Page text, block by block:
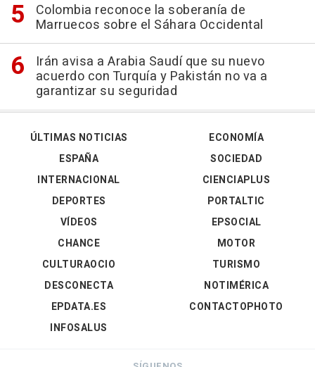
Colombia reconoce la soberanía de
Marruecos sobre el Sáhara Occidental
Irán avisa a Arabia Saudí que su nuevo
acuerdo con Turquía y Pakistán no va a
garantizar su seguridad
ÚLTIMAS NOTICIAS
ESPAÑA
INTERNACIONAL
DEPORTES
VÍDEOS
ECONOMÍA
SOCIEDAD
CIENCIAPLUS
PORTALTIC
EPSOCIAL
CHANCE
CULTURAOCIO
DESCONECTA
EPDATA.ES
INFOSALUS
MOTOR
TURISMO
NOTIMÉRICA
CONTACTOPHOTO